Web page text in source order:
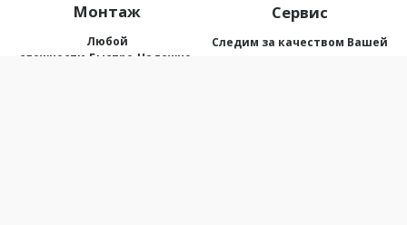
Монтаж
Любой
сложности.Быстро.Надежно.
Сервис
Следим за качеством Вашей